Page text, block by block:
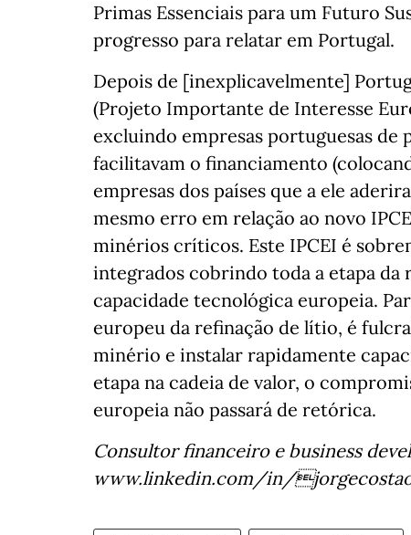
Primas Essenciais para um Futuro
progresso para relatar em Portugal.
Depois de [inexplicavelmente]
(Projeto Importante de Interesse
excluindo empresas portuguesas de
facilitavam o financiamento
empresas dos países que a ele
mesmo erro em relação ao novo
minérios críticos. Este IPCEI é
integrados cobrindo toda a etapa
capacidade tecnológica europeia.
europeu da refinação de lítio, é
minério e instalar rapidamente
etapa na cadeia de valor, o
europeia não passará de retórica.
Consultor financeiro e business
www.linkedin.com/in/